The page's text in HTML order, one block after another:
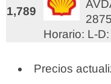
1,789
Horario: L-
Precios